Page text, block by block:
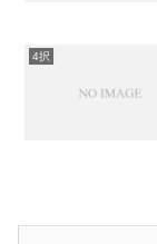
4択